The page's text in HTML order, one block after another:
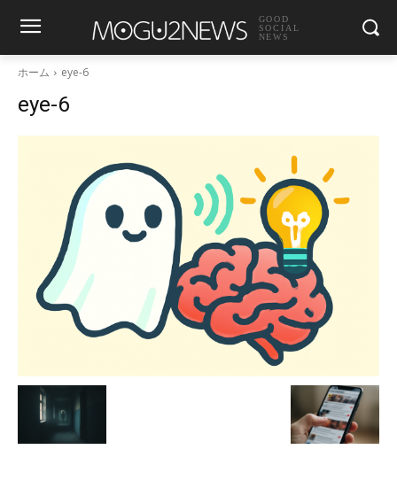
GOOD
SOCIAL
NEWS
ホーム eye-6
eye-6